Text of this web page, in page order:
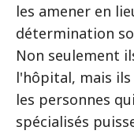
les amener en
détermination
Non seulement
l'hôpital, mais
les personnes
spécialisés